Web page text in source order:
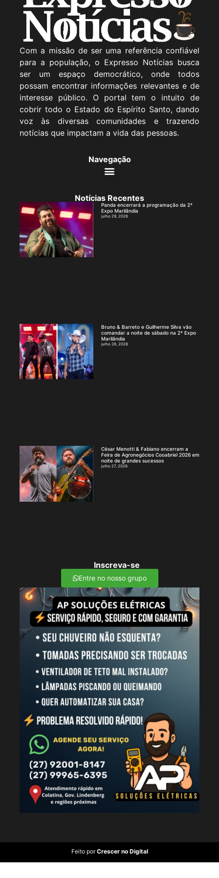
Com a missão de ser uma referência confiável
para a população, o Expresso Notícias busca
ser um espaço democrático, onde todos
possam encontrar informações relevantes e de
interesse público. O portal tem o intuito de
cobrir todo o Estado do Espírito Santo, dando
voz às diversas comunidades e trazendo
notícias que impactam a vida das pessoas.
Navegação
Notícias Recentes
Panda encerrará a programação da 2ª
Expo Marilândia
julho 29, 2026
Bruno & Barreto e Guilherme Silva vão
comandar a noite de sábado na 2ª Expo
Marilândia
julho 28, 2026
César Menotti & Fabiano encerram a
Feira de Agronegócios Cooabriel 2026 em
noite de grandes sucessos
julho 27, 2026
Inscreva-se
Entre no nosso grupo
Feito por Crescer no Digital